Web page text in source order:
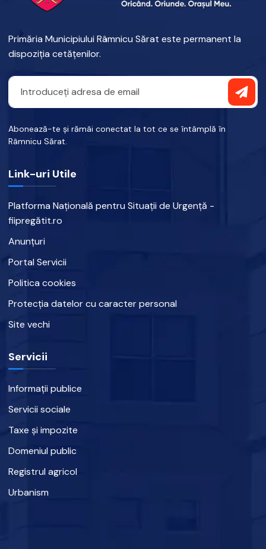
Primăria Municipiului Râmnicu Sărat este permanent la
dispoziția cetățenilor.
Abonează-te și rămâi conectat la tot ce se întâmplă în
Râmnicu Sărat.
Link-uri Utile
Platforma Națională pentru Situații de Urgență -
fiipregătit.ro
Anunțuri
Portal Servicii
Politica cookies
Protecția datelor cu caracter personal
Site vechi
Servicii
Informații publice
Servicii sociale
Taxe și impozite
Domeniul public
Registrul agricol
Urbanism